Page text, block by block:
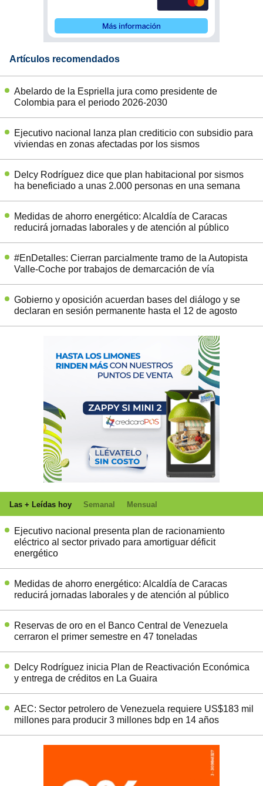
Artículos recomendados
Abelardo de la Espriella jura como presidente de
Colombia para el periodo 2026-2030
Ejecutivo nacional lanza plan crediticio con subsidio para
viviendas en zonas afectadas por los sismos
Delcy Rodríguez dice que plan habitacional por sismos
ha beneficiado a unas 2.000 personas en una semana
Medidas de ahorro energético: Alcaldía de Caracas
reducirá jornadas laborales y de atención al público
#EnDetalles: Cierran parcialmente tramo de la Autopista
Valle-Coche por trabajos de demarcación de vía
Gobierno y oposición acuerdan bases del diálogo y se
declaran en sesión permanente hasta el 12 de agosto
Las + Leídas hoy Semanal Mensual
Ejecutivo nacional presenta plan de racionamiento
eléctrico al sector privado para amortiguar déficit
energético
Medidas de ahorro energético: Alcaldía de Caracas
reducirá jornadas laborales y de atención al público
Reservas de oro en el Banco Central de Venezuela
cerraron el primer semestre en 47 toneladas
Delcy Rodríguez inicia Plan de Reactivación Económica
y entrega de créditos en La Guaira
AEC: Sector petrolero de Venezuela requiere US$183 mil
millones para producir 3 millones bdp en 14 años